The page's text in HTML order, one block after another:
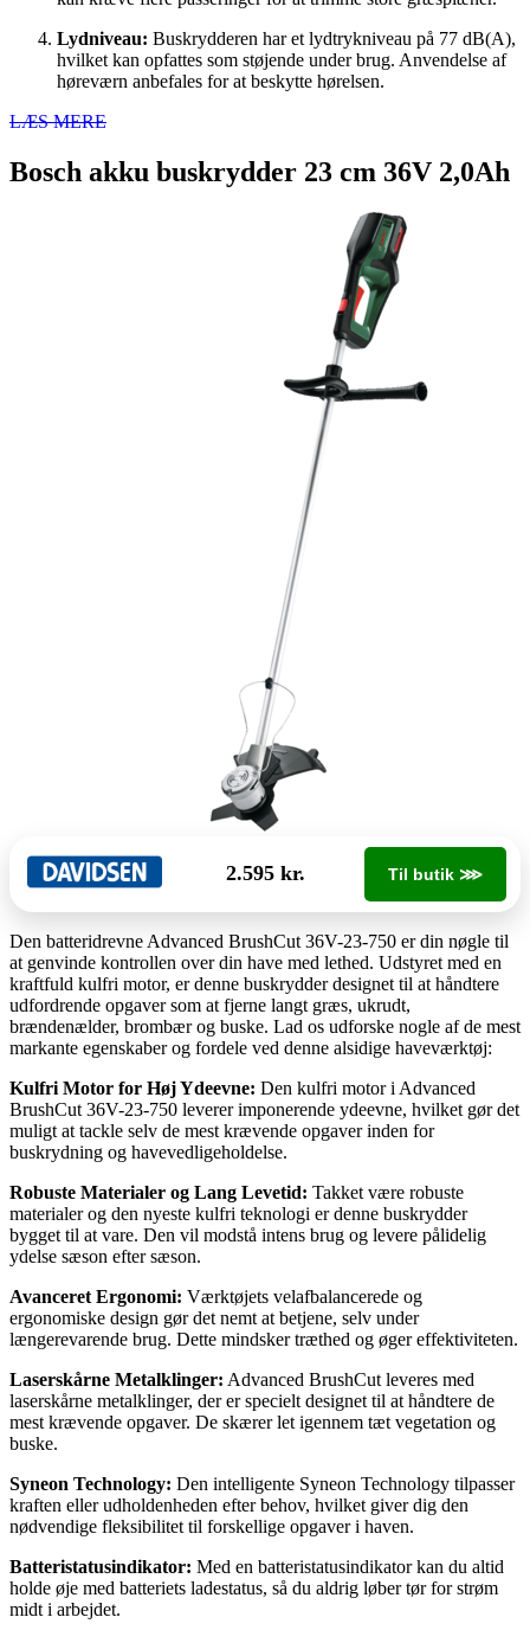
Lydniveau: Buskrydderen har et lydtrykniveau på 77 dB(A),
hvilket kan opfattes som støjende under brug. Anvendelse af
høreværn anbefales for at beskytte hørelsen.
LÆS MERE
Bosch akku buskrydder 23 cm 36V 2,0Ah
2.595 kr. Til butik ⋙
Den batteridrevne Advanced BrushCut 36V-23-750 er din nøgle til
at genvinde kontrollen over din have med lethed. Udstyret med en
kraftfuld kulfri motor, er denne buskrydder designet til at håndtere
udfordrende opgaver som at fjerne langt græs, ukrudt,
brændenælder, brombær og buske. Lad os udforske nogle af de mest
markante egenskaber og fordele ved denne alsidige haveværktøj:
Kulfri Motor for Høj Ydeevne: Den kulfri motor i Advanced
BrushCut 36V-23-750 leverer imponerende ydeevne, hvilket gør det
muligt at tackle selv de mest krævende opgaver inden for
buskrydning og havevedligeholdelse.
Robuste Materialer og Lang Levetid: Takket være robuste
materialer og den nyeste kulfri teknologi er denne buskrydder
bygget til at vare. Den vil modstå intens brug og levere pålidelig
ydelse sæson efter sæson.
Avanceret Ergonomi: Værktøjets velafbalancerede og
ergonomiske design gør det nemt at betjene, selv under
længerevarende brug. Dette mindsker træthed og øger effektiviteten.
Laserskårne Metalklinger: Advanced BrushCut leveres med
laserskårne metalklinger, der er specielt designet til at håndtere de
mest krævende opgaver. De skærer let igennem tæt vegetation og
buske.
Syneon Technology: Den intelligente Syneon Technology tilpasser
kraften eller udholdenheden efter behov, hvilket giver dig den
nødvendige fleksibilitet til forskellige opgaver i haven.
Batteristatusindikator: Med en batteristatusindikator kan du altid
holde øje med batteriets ladestatus, så du aldrig løber tør for strøm
midt i arbejdet.